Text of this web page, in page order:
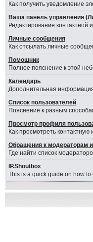
Как получить уведомление
Ваша панель управления
Редактирование
Личные сообщения
Как отсылать личные
Помошник
Полное пояснение к этой
Календарь
Дополнительная
Список пользователей
Пояснение к разным
Просмотр профиля
Как просмотреть
Обращения к модераторам
Где найти список
IP.Shoutbox
This is a quick guide on how to